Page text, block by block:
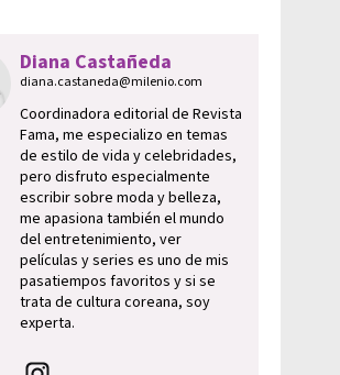
Diana Castañeda
diana.castaneda@milenio.com
Coordinadora editorial de Revista
Fama, me especializo en temas
de estilo de vida y celebridades,
pero disfruto especialmente
escribir sobre moda y belleza,
me apasiona también el mundo
del entretenimiento, ver
películas y series es uno de mis
pasatiempos favoritos y si se
trata de cultura coreana, soy
experta.